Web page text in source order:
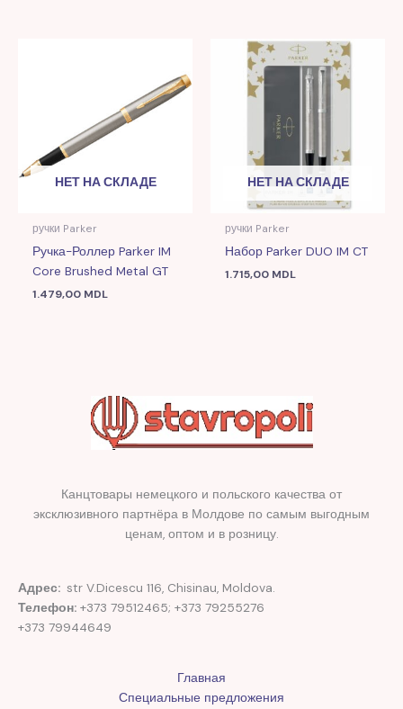
НЕТ НА СКЛАДЕ
ручки Parker
Ручка-Роллер Parker IM
Core Brushed Metal GT
1.479,00 MDL
НЕТ НА СКЛАДЕ
ручки Parker
Набор Parker DUO IM CT
1.715,00 MDL
Канцтовары немецкого и польского качества от
эксклюзивного партнёра в Молдове по самым выгодным
ценам, оптом и в розницу.
Адрес: str V.Dicescu 116, Chisinau, Moldova.
Телефон: +373 79512465; +373 79255276
+373 79944649
Главная
Специальные предложения